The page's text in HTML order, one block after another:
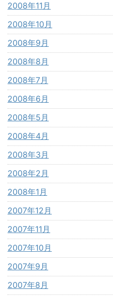
2008年11月
2008年10月
2008年9月
2008年8月
2008年7月
2008年6月
2008年5月
2008年4月
2008年3月
2008年2月
2008年1月
2007年12月
2007年11月
2007年10月
2007年9月
2007年8月